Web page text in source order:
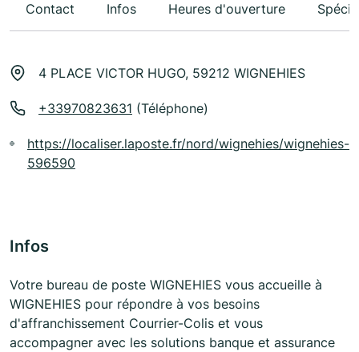
Contact Infos Heures d'ouverture
4 PLACE VICTOR HUGO, 59212 WIGNEHIES
+33970823631 (Téléphone)
https://localiser.laposte.fr/nord/wignehies/wignehies-
596590
Infos
Votre bureau de poste WIGNEHIES vous accueille à
WIGNEHIES pour répondre à vos besoins
d'affranchissement Courrier-Colis et vous
accompagner avec les solutions banque et assurance